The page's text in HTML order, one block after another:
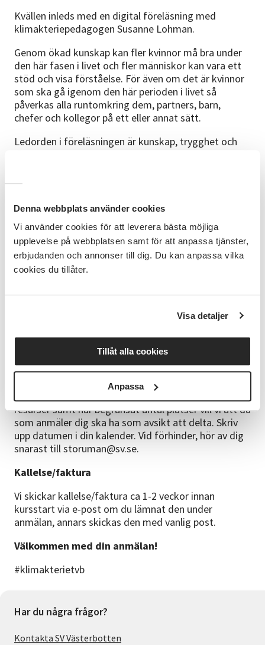
Denna webbplats använder cookies
Vi använder cookies för att leverera bästa möjliga
upplevelse på webbplatsen samt för att anpassa tjänster,
erbjudanden och annonser till dig. Du kan anpassa vilka
cookies du tillåter.
Visa detaljer
Tillåt alla cookies
Anpassa
Kvällen inleds med en digital föreläsning med
klimakteriepedagogen Susanne Lohman.
Genom ökad kunskap kan fler kvinnor må bra under
den här fasen i livet och fler människor kan vara ett
stöd och visa förståelse. För även om det är kvinnor
som ska gå igenom den här perioden i livet så
påverkas alla runtomkring dem, partners, barn,
chefer och kollegor på ett eller annat sätt.
Ledorden i föreläsningen är kunskap, trygghet och
Bra att veta
Det är kostnadsfritt att delta på plats hos SV
Storuman.
Det är också möjligt att delta på föreläsningen
digitalt hemifrån, då är deltagaravgiften 150 kr.
Anmälningsinformation
Anmäl dig senast 28 september. Då vi avsätter
resurser samt har begränsat antal platser vill vi att du
som anmäler dig ska ha som avsikt att delta. Skriv
upp datumen i din kalender. Vid förhinder, hör av dig
snarast till storuman@sv.se.
Kallelse/faktura
Vi skickar kallelse/faktura ca 1-2 veckor innan
kursstart via e-post om du lämnat den under
anmälan, annars skickas den med vanlig post.
Välkommen med din anmälan!
#klimakterietvb
Har du några frågor?
Kontakta SV Västerbotten